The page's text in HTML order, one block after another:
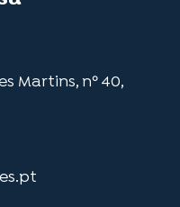
Martins, nº 40,